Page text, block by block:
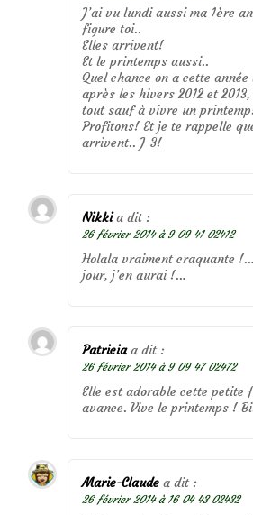
J’ai vu lundi aussi ma 1ère
figure toi..
Elles arrivent!
Et le printemps aussi..
Quel chance on a cette année
après les hivers 2012 et
tout sauf à vivre un
Profitons! Et je te rappelle
arrivent.. J-3!
Nikki a dit :
26 février 2014 à 9 09 41 02412
Holala vraiment craquante
jour, j’en aurai !…
Patricia a dit :
26 février 2014 à 9 09 47 02472
Elle est adorable cette petite
avance. Vive le printemps !
Marie-Claude a dit :
26 février 2014 à 16 04 43 02432